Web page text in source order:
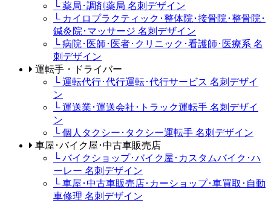
└ 薬局･調剤薬局 名刺デザイン
└ カイロプラクティック･整体院･接骨院･整骨院･
鍼灸院･マッサージ 名刺デザイン
└ 病院･医師･医者･クリニック･看護師･医療系 名
刺デザイン
運転手・ドライバー
└ 運転代行･代行運転･代行サービス 名刺デザイ
ン
└ 運送業･運送会社･トラック運転手 名刺デザイ
ン
└ 個人タクシー･タクシー運転手 名刺デザイン
車屋･バイク屋･中古車販売店
└ バイクショップ･バイク屋･カスタムバイク･ハ
ーレー 名刺デザイン
└ 車屋･中古車販売店･カーショップ･車買取･自動
車修理 名刺デザイン